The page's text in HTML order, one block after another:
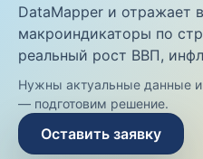
DataMapper и отражает
макроиндикаторы по
реальный рост ВВП,
Нужны актуальные данные и
— подготовим решение.
Оставить заявку